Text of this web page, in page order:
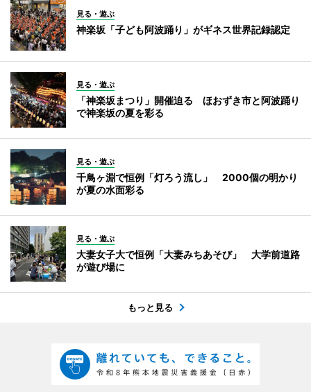
見る・遊ぶ
神楽坂「子ども阿波踊り」がギネス世界記録認定
見る・遊ぶ
「神楽坂まつり」開催迫る ほおずき市と阿波踊り
で神楽坂の夏を彩る
見る・遊ぶ
千鳥ヶ淵で恒例「灯ろう流し」 2000個の明かり
が夏の水面彩る
見る・遊ぶ
大妻女子大で恒例「大妻みちあそび」 大学前道路
が遊び場に
もっと見る